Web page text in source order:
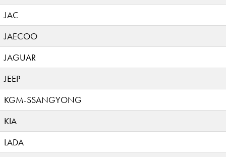
JAC
JAECOO
JAGUAR
JEEP
KGM-SSANGYONG
KIA
LADA